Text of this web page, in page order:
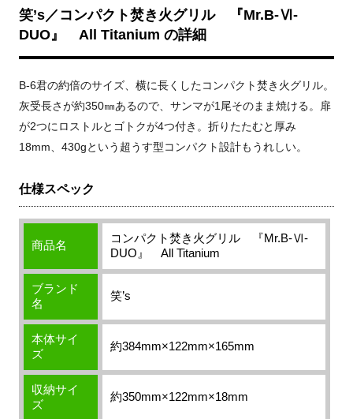
笑’s／コンパクト焚き火グリル 『Mr.B-Ⅵ-
DUO』 All Titanium の詳細
B-6君の約倍のサイズ、横に長くしたコンパクト焚き火グリル。
灰受長さが約350㎜あるので、サンマが1尾そのまま焼ける。扉
が2つにロストルとゴトクが4つ付き。折りたたむと厚み
18mm、430gという超うす型コンパクト設計もうれしい。
仕様スペック
商品名
コンパクト焚き火グリル 『Mr.B-Ⅵ-
DUO』 All Titanium
ブランド
名
笑’s
本体サイ
ズ
約384mm×122mm×165mm
収納サイ
ズ
約350mm×122mm×18mm